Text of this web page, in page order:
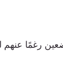
رغمًا عنهم